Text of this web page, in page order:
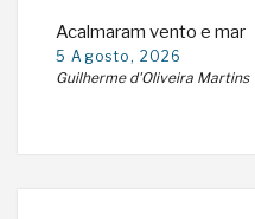
Acalmaram vento e mar
5 Agosto, 2026
Guilherme d'Oliveira Martins